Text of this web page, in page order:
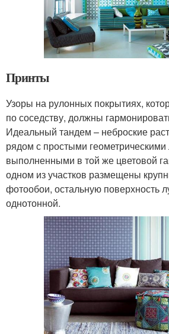
Принты
Узоры на рулонных покрытиях,
по соседству, должны
Идеальный тандем – неброские
рядом с простыми
выполненными в той же цветовой
одном из участков размещены
фотообои, остальную поверхность
однотонной.